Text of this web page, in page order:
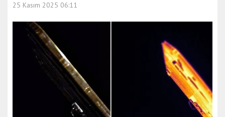
25 Kasım 2025 06:11